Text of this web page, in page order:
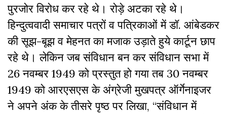
पुरजोर विरोध कर रहे थे। रोड़े अटका रहे थे।
हिन्दुत्ववादी समाचार पत्रों व पत्रिकाओं में डॉ. आंबेडकर
की सूझ-बूझ व मेहनत का मजाक उड़ाते हुये कार्टून छाप
रहे थे। लेकिन जब संविधान बन कर संविधान सभा में
26 नवम्बर 1949 को प्रस्तुत हो गया तब 30 नवम्बर
1949 को आरएसएस के अंग्रेजी मुखपत्र ऑर्गेनाइजर
ने अपने अंक के तीसरे पृष्ठ पर लिखा, “संविधान में